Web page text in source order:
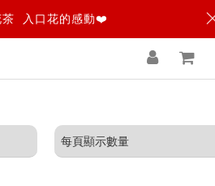
入口花的感動❤️